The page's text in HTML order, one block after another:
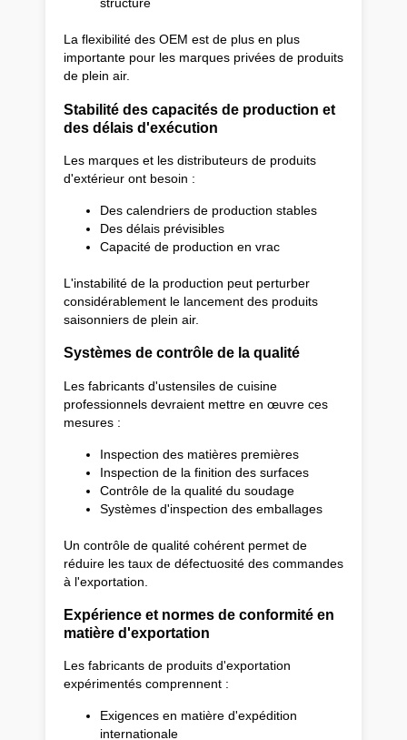
La flexibilité des OEM est de plus en plus
importante pour les marques privées de produits
de plein air.
Stabilité des capacités de production et
des délais d'exécution
Les marques et les distributeurs de produits
d'extérieur ont besoin :
Des calendriers de production stables
Des délais prévisibles
Capacité de production en vrac
L'instabilité de la production peut perturber
considérablement le lancement des produits
saisonniers de plein air.
Systèmes de contrôle de la qualité
Les fabricants d'ustensiles de cuisine
professionnels devraient mettre en œuvre ces
mesures :
Inspection des matières premières
Inspection de la finition des surfaces
Contrôle de la qualité du soudage
Systèmes d'inspection des emballages
Un contrôle de qualité cohérent permet de
réduire les taux de défectuosité des commandes
à l'exportation.
Expérience et normes de conformité en
matière d'exportation
Les fabricants de produits d'exportation
expérimentés comprennent :
Exigences en matière d'expédition
internationale